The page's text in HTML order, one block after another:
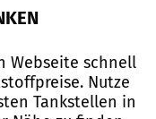
Webseite schnell
Nutze
Tankstellen in